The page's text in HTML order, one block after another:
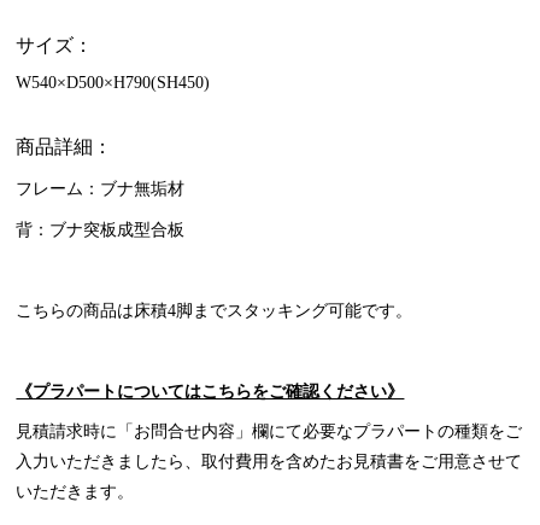
サイズ：
W540×D500×H790(SH450)
商品詳細：
フレーム：ブナ無垢材
背：ブナ突板成型合板
こちらの商品は床積4脚までスタッキング可能です。
《プラパートについてはこちらをご確認ください》
見積請求時に「お問合せ内容」欄にて必要なプラパートの種類をご
入力いただきましたら、取付費用を含めたお見積書をご用意させて
いただきます。